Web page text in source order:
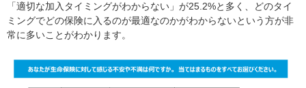
「適切な加入タイミングがわからない」が25.2%と多く、どのタイ
ミングでどの保険に入るのが最適なのかがわからないという方が非
常に多いことがわかります。